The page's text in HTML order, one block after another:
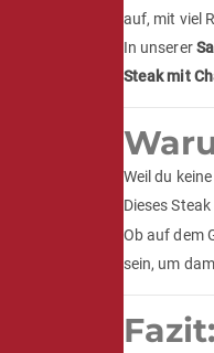
auf, mit viel
In unserer
Steak mit
Weil du
Dieses
Ob auf dem
sein, um